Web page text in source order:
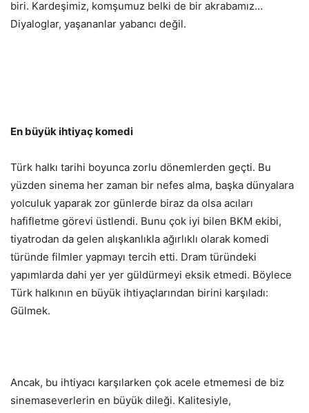
biri. Kardeşimiz, komşumuz belki de bir akrabamız…
Diyaloglar, yaşananlar yabancı değil.
En büyük ihtiyaç komedi
Türk halkı tarihi boyunca zorlu dönemlerden geçti. Bu
yüzden sinema her zaman bir nefes alma, başka dünyalara
yolculuk yaparak zor günlerde biraz da olsa acıları
hafifletme görevi üstlendi. Bunu çok iyi bilen BKM ekibi,
tiyatrodan da gelen alışkanlıkla ağırlıklı olarak komedi
türünde filmler yapmayı tercih etti. Dram türündeki
yapımlarda dahi yer yer güldürmeyi eksik etmedi. Böylece
Türk halkının en büyük ihtiyaçlarından birini karşıladı:
Gülmek.
Ancak, bu ihtiyacı karşılarken çok acele etmemesi de biz
sinemaseverlerin en büyük dileği. Kalitesiyle,